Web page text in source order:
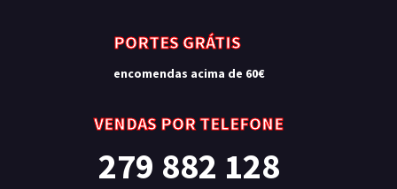
PORTES GRÁTIS
encomendas acima de 60€
VENDAS POR TELEFONE
279 882 128